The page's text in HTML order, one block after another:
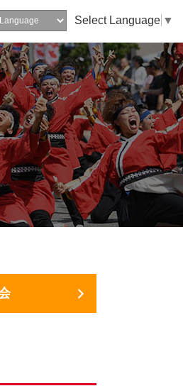
Select Language ▼